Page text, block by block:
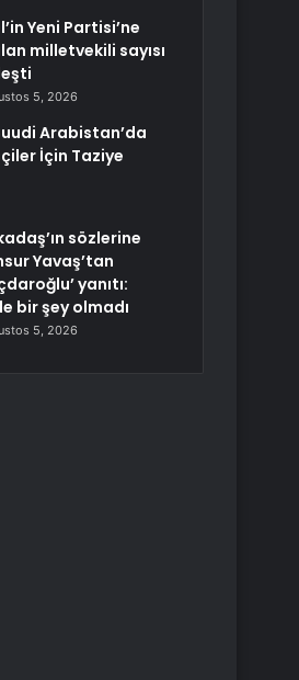
Yeni Partisi’ne
milletvekili sayısı
5, 2026
Arabistan’da
İçin Taziye
sözlerine
Yavaş’tan
yanıtı:
bir şey olmadı
5, 2026